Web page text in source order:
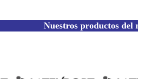
Nuestros productos del